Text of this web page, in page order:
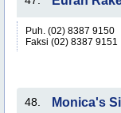
Puh. (02) 8387 9150
Faksi (02) 8387 9151
48. Monica's